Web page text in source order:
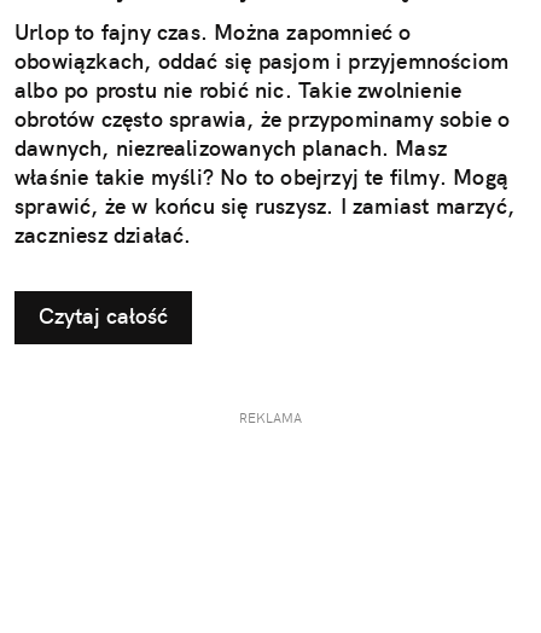
Urlop to fajny czas. Można zapomnieć o
obowiązkach, oddać się pasjom i przyjemnościom
albo po prostu nie robić nic. Takie zwolnienie
obrotów często sprawia, że przypominamy sobie o
dawnych, niezrealizowanych planach. Masz
właśnie takie myśli? No to obejrzyj te filmy. Mogą
sprawić, że w końcu się ruszysz. I zamiast marzyć,
zaczniesz działać.
Czytaj całość
REKLAMA